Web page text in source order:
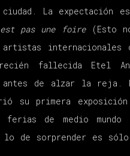
La expectación
pas une foire
(Esto
internacionales
fallecida Etel
antes de alzar la reja.
su primera exposición
de medio mundo
lo de sorprender es sólo